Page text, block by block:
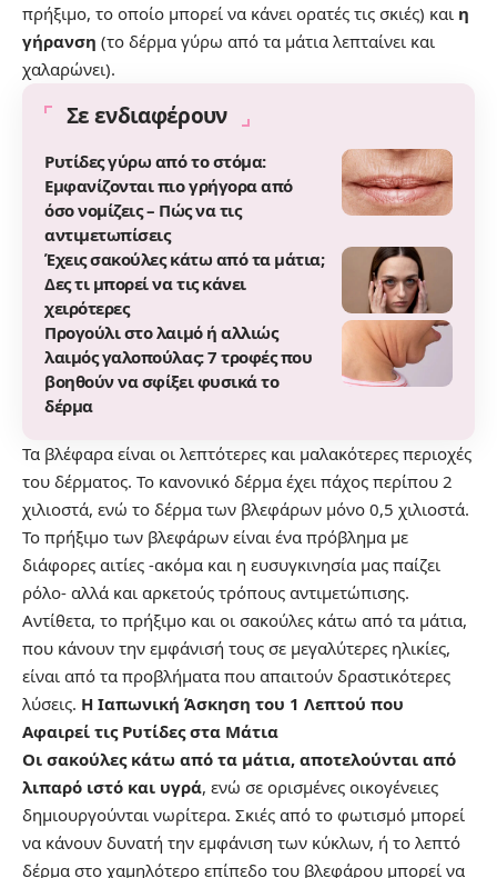
πρήξιμο, το οποίο μπορεί να κάνει ορατές τις σκιές) και η
γήρανση (το δέρμα γύρω από τα μάτια λεπταίνει και
χαλαρώνει).
Σε ενδιαφέρουν
Ρυτίδες γύρω από το στόμα:
Εμφανίζονται πιο γρήγορα από
όσο νομίζεις – Πώς να τις
αντιμετωπίσεις
Έχεις σακούλες κάτω από τα μάτια;
Δες τι μπορεί να τις κάνει
χειρότερες
Προγούλι στο λαιμό ή αλλιώς
λαιμός γαλοπούλας: 7 τροφές που
βοηθούν να σφίξει φυσικά το
δέρμα
Τα βλέφαρα είναι οι λεπτότερες και μαλακότερες περιοχές
του δέρματος. Το κανονικό δέρμα έχει πάχος περίπου 2
χιλιοστά, ενώ το δέρμα των βλεφάρων μόνο 0,5 χιλιοστά.
Το πρήξιμο των βλεφάρων είναι ένα πρόβλημα με
διάφορες αιτίες -ακόμα και η ευσυγκινησία μας παίζει
ρόλο- αλλά και αρκετούς τρόπους αντιμετώπισης.
Αντίθετα, το πρήξιμο και οι σακούλες κάτω από τα μάτια,
που κάνουν την εμφάνισή τους σε μεγαλύτερες ηλικίες,
είναι από τα προβλήματα που απαιτούν δραστικότερες
λύσεις. Η Ιαπωνική Άσκηση του 1 Λεπτού που
Αφαιρεί τις Ρυτίδες στα Μάτια
Οι σακούλες κάτω από τα μάτια, αποτελούνται από
λιπαρό ιστό και υγρά, ενώ σε ορισμένες οικογένειες
δημιουργούνται νωρίτερα. Σκιές από το φωτισμό μπορεί
να κάνουν δυνατή την εμφάνιση των κύκλων, ή το λεπτό
δέρμα στο χαμηλότερο επίπεδο του βλεφάρου μπορεί να